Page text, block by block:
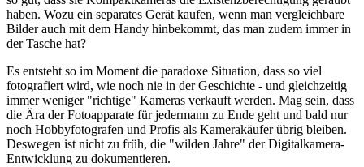
haben. Wozu ein separates Gerät kaufen, wenn man vergleichbare
Bilder auch mit dem Handy hinbekommt, das man zudem immer in
der Tasche hat?
Es entsteht so im Moment die paradoxe Situation, dass so viel
fotografiert wird, wie noch nie in der Geschichte - und gleichzeitig
immer weniger "richtige" Kameras verkauft werden. Mag sein, dass
die Ära der Fotoapparate für jedermann zu Ende geht und bald nur
noch Hobbyfotografen und Profis als Kamerakäufer übrig bleiben.
Deswegen ist nicht zu früh, die "wilden Jahre" der Digitalkamera-
Entwicklung zu dokumentieren.